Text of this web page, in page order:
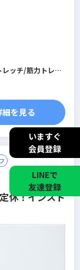
いますぐ
会員登録
LINEで
友達登録
できる仕組みが
ッチ/筋力トレー
全般
いただきます
む。超過分別途支
りません。
。
細を見る
休！インスト